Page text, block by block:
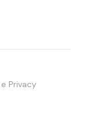
Privacy